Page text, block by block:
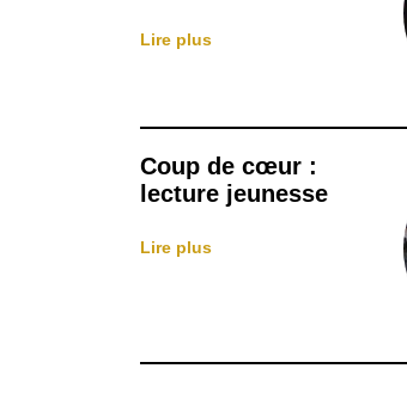
Lire plus
Coup de cœur :
lecture jeunesse
Lire plus